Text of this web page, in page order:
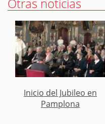
Otras noticias
Inicio del Jubileo en
Pamplona